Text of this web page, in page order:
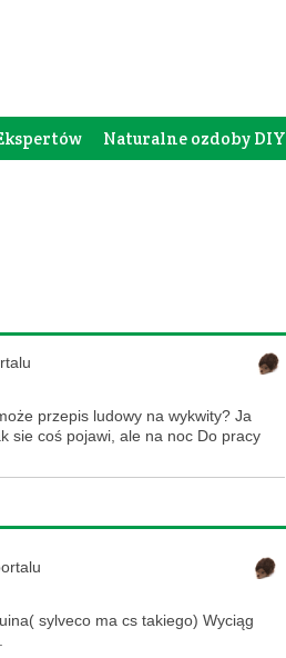
Naturalne ozdoby DIY
przepis ludowy na wykwity? Ja
sie coś pojawi, ale na noc Do pracy
sylveco ma cs takiego) Wyciąg